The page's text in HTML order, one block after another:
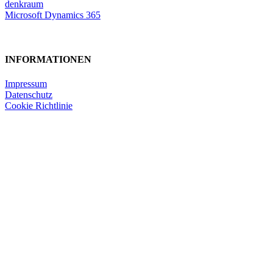
denkraum
Microsoft Dynamics 365
INFORMATIONEN
Impressum
Datenschutz
Cookie Richtlinie